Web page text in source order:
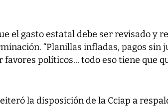
el gasto estatal debe ser revisado y
“Planillas infladas, pagos sin
políticos... todo eso tiene que
la disposición de la Cciap a